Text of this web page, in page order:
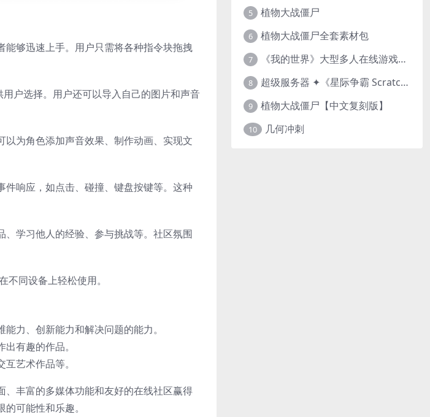
够迅速上手。用户只需将各种指令块拖拽
户选择。用户还可以导入自己的图片和声音
为角色添加声音效果、制作动画、实现文
响应，如点击、碰撞、键盘按键等。这种
学习他人的经验、参与挑战等。社区氛围
同设备上轻松使用。
力、创新能力和解决问题的能力。
有趣的作品。
艺术作品等。
丰富的多媒体功能和友好的在线社区赢得
可能性和乐趣。
5 植物大战僵尸
6 植物大战僵尸全套素材包
7 《我的世界》大型多人在线游戏（MMO）v1.7
8 超级服务器 ✦《星际争霸 Scratch（经典版本）》
9 植物大战僵尸【中文复刻版】
10 几何冲刺